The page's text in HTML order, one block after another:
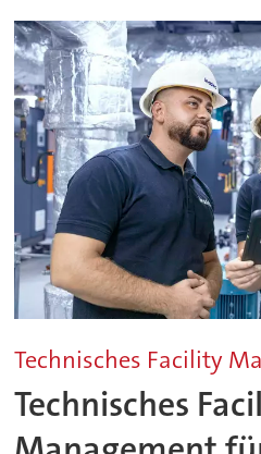
Technisches Facility
Technisches